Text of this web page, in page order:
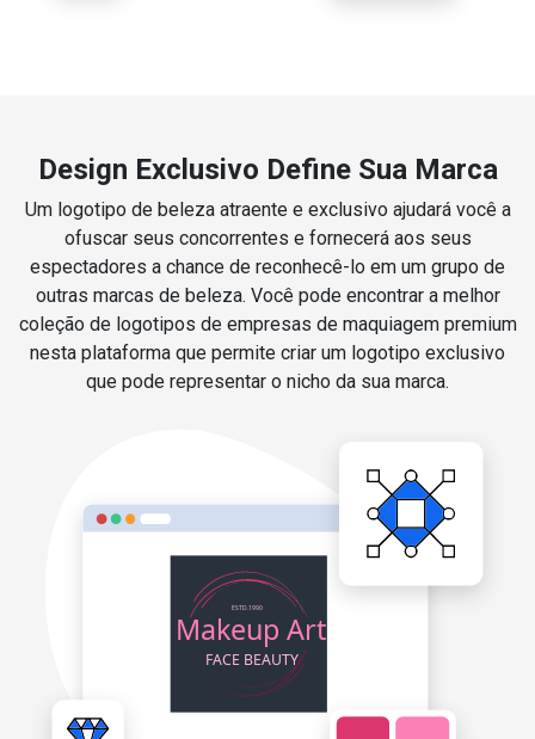
Design Exclusivo Define Sua Marca
Um logotipo de beleza atraente e exclusivo ajudará você a
ofuscar seus concorrentes e fornecerá aos seus
espectadores a chance de reconhecê-lo em um grupo de
outras marcas de beleza. Você pode encontrar a melhor
coleção de logotipos de empresas de maquiagem premium
nesta plataforma que permite criar um logotipo exclusivo
que pode representar o nicho da sua marca.